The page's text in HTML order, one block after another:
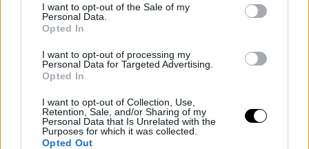
I want to opt-out of the Sale of my
Personal Data.
Opted In
I want to opt-out of processing my
Personal Data for Targeted Advertising.
Opted In
I want to opt-out of Collection, Use,
Retention, Sale, and/or Sharing of my
Personal Data that Is Unrelated with the
Purposes for which it was collected.
Opted Out
permitir que el club continúe su camino sin
interferencias, aunque le duela no alcanzar los objetivos
deportivos exigidos por el FC Barcelona.